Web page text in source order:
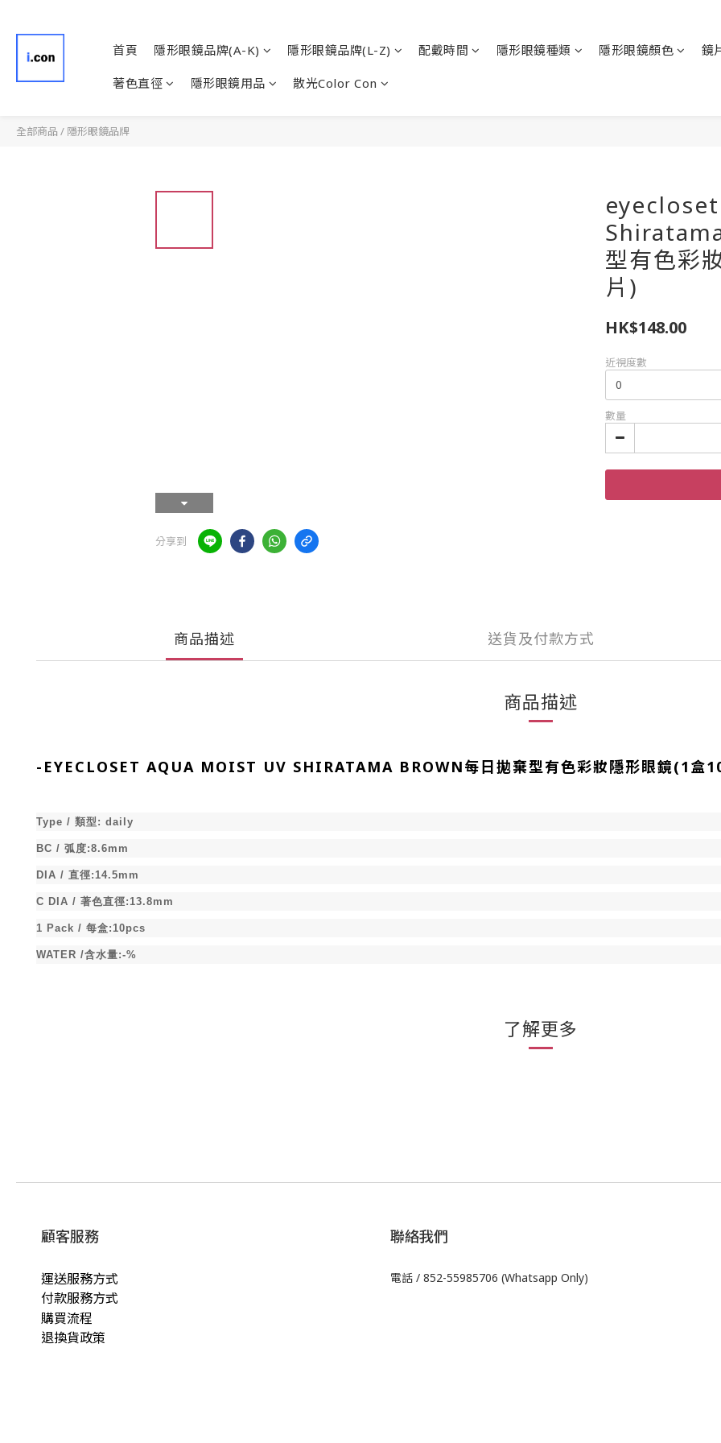
首頁 隱形眼鏡品牌(A-K) 隱形眼鏡品牌(L-Z) 配戴時間 隱形眼鏡種類 隱形眼鏡顏色 鏡
著色直徑 隱形眼鏡用品 散光Color Con
全部商品 / 隱形眼鏡品牌
分享到
型有色彩
片)
HK$148.00
近視度數
數量
商品描述 送貨及付款方式
商品描述
- EYECLOSET AQUA MOIST UV SHIRATAMA BROWN每日拋棄型有色彩妝隱形眼鏡(1盒
Type / 類型 : daily
BC / 弧度:8.6mm
DIA / 直徑:14.5mm
C DIA / 著色直徑:13.8mm
1 Pack / 每盒:10pcs
WATER /含水量:-%
了解更多
顧客服務
運送服務方式
付款服務方式
購買流程
退換貨政策
聯絡我們
電話 / 852-55985706 (Whatsapp Only)